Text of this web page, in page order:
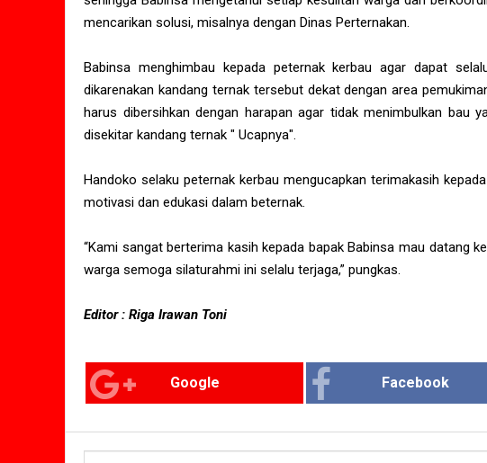
mencarikan solusi, misalnya dengan Dinas Perternakan.
Babinsa menghimbau kepada peternak kerbau agar dapat
dikarenakan kandang ternak tersebut dekat dengan area
harus dibersihkan dengan harapan agar tidak menimbulkan bau
disekitar kandang ternak " Ucapnya".
Handoko selaku peternak kerbau mengucapkan terimakasih
motivasi dan edukasi dalam beternak.
“Kami sangat berterima kasih kepada bapak Babinsa mau datang
warga semoga silaturahmi ini selalu terjaga,” pungkas.
Editor : Riga Irawan Toni
Google Facebook